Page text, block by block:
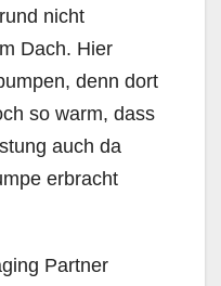
nicht
Dach. Hier
denn dort
so warm, dass
auch da
erbracht